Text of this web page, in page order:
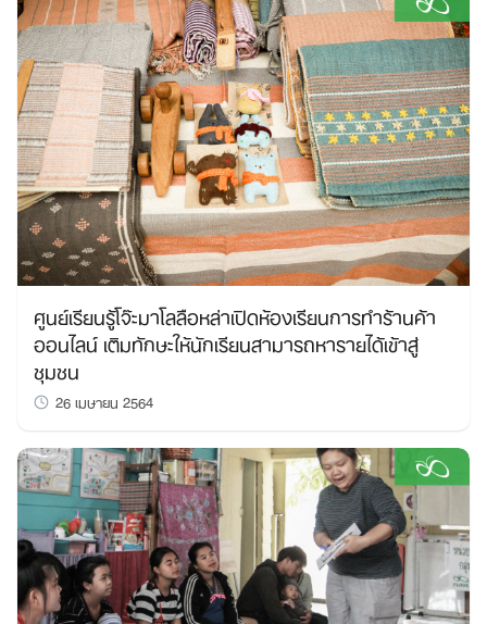
ศูนย์เรียนรู้โจ๊ะมาโลลือหล่าเปิดห้องเรียนการทำร้านค้า
ออนไลน์ เติมทักษะให้นักเรียนสามารถหารายได้เข้าสู่
ชุมชน
26 เมษายน 2564